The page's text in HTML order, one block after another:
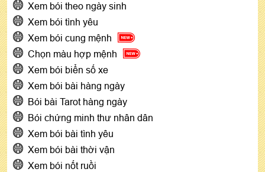
Xem bói theo ngày sinh
Xem bói tình yêu
Xem bói cung mệnh
Chọn màu hợp mệnh
Xem bói biển số xe
Xem bói bài hàng ngày
Bói bài Tarot hàng ngày
Bói chứng minh thư nhân dân
Xem bói bài tình yêu
Xem bói bài thời vận
Xem bói nốt ruồi